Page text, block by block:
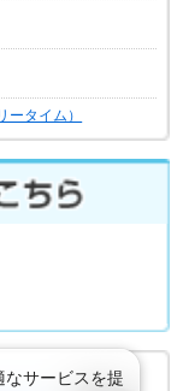
タイム）
サービスを提